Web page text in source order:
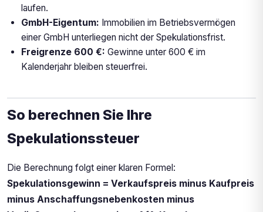
laufen.
GmbH-Eigentum: Immobilien im Betriebsvermögen
einer GmbH unterliegen nicht der Spekulationsfrist.
Freigrenze 600 €: Gewinne unter 600 € im
Kalenderjahr bleiben steuerfrei.
So berechnen Sie Ihre
Spekulationssteuer
Die Berechnung folgt einer klaren Formel:
Spekulationsgewinn = Verkaufspreis minus Kaufpreis
minus Anschaffungsnebenkosten minus